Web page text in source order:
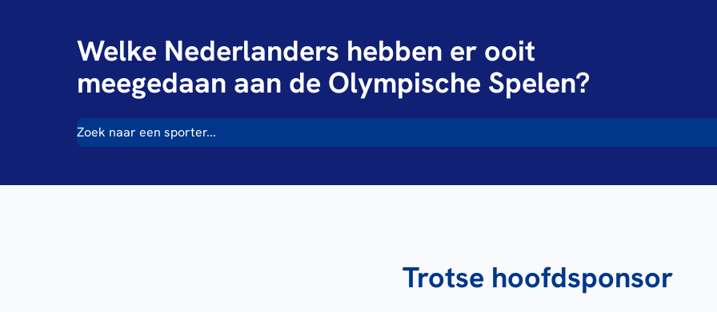
Welke Nederlanders hebben er ooit
meegedaan aan de Olympische Spelen?
Trotse hoofdsponsor